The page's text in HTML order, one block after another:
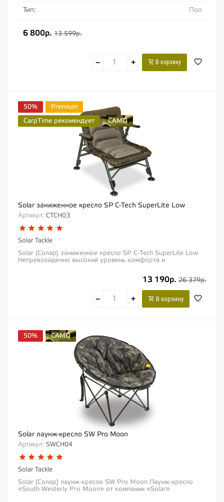
Тип: Пол
6 800р. 13 599р.
− + В корзину
50%
Premium
CarpTime рекомендует
CAMO
Solar заниженное кресло SP C-Tech SuperLite Low
Артикул: CTCH03
Solar Tackle
Solar (Солар) заниженное кресло SP C-Tech SuperLite Low
Непревзойденно высокий уровень комфорта и
13 190р. 26 379р.
− + В корзину
50% CAMO
Solar лаунж-кресло SW Pro Moon
Артикул: SWCH04
Solar Tackle
Solar (Солар) лаунж-кресло SW Pro Moon Лаунж-кресло
«South Westerly Pro Moon» от компании «Solar»